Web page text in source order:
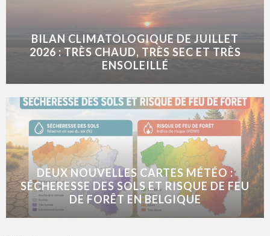
BILAN CLIMATOLOGIQUE DE JUILLET
2026 : TRÈS CHAUD, TRÈS SEC ET TRÈS
ENSOLEILLÉ
DEUX NOUVELLES CARTES MÉTÉO :
SÉCHERESSE DES SOLS ET RISQUE DE FEU
DE FORÊT EN BELGIQUE